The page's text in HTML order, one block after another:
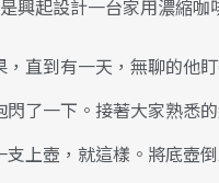
興起設計一台家用濃縮咖
直到有一天，無聊的他
了一下。接著大家熟悉
上壺，就這樣。將底壺